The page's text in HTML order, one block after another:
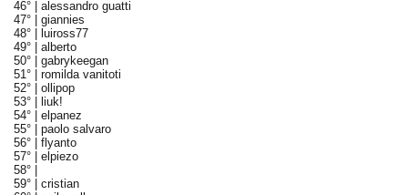
46° | alessandro guatti
47° | giannies
48° |
luiross77
49° | alberto
50° | gabrykeegan
51° | romilda vanitoti
52° | ollipop
53° |
liuk!
54° | elpanez
55° | paolo salvaro
56° | flyanto
57° | elpiezo
58° |
59° | cristian